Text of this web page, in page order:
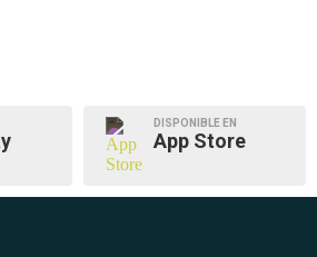
DISPONIBLE EN
App Store